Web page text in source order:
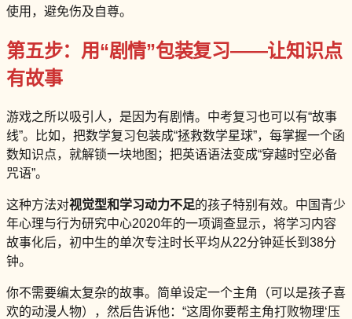
使用，避免伤及自尊。
第五步：用“剧情”包装复习——让知识点
有故事
游戏之所以吸引人，是因为有剧情。中考复习也可以有“故事
线”。比如，把数学复习包装成“拯救数学星球”，每掌握一个函
数知识点，就解锁一块地图；把英语语法变成“穿越时空必备
咒语”。
这种方法对视觉型和学习动力不足的孩子特别有效。中国青少
年心理与行为研究中心2020年的一项调查显示，将学习内容
故事化后，初中生的单次专注时长平均从22分钟延长到38分
钟。
你不需要编太复杂的故事。简单设定一个主角（可以是孩子喜
欢的动漫人物），然后告诉他：“这周你要帮主角打败物理‘压